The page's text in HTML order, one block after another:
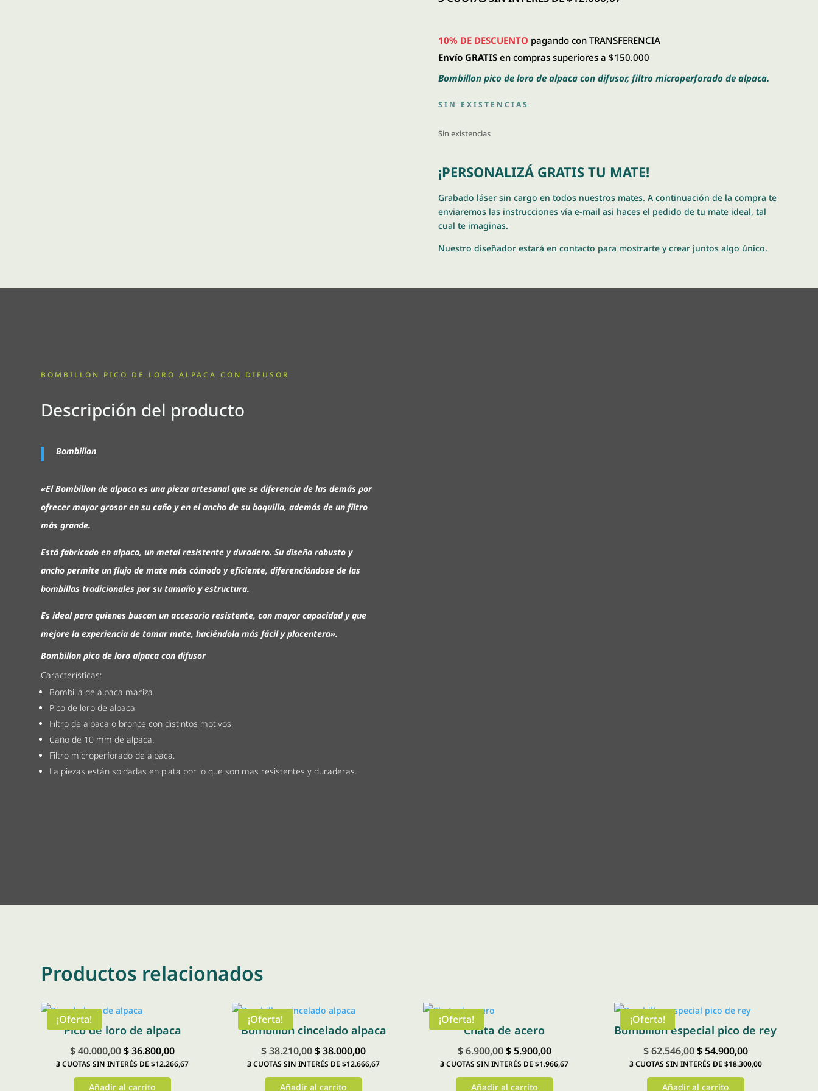
$ 40.000,00.
10% DE DESCUENTO pagando con TRANSFERENCIA
Envío GRATIS en compras superiores a $150.000
Bombillon pico de loro de alpaca con difusor, filtro microperforado de alpaca.
SIN EXISTENCIAS
Sin existencias
¡PERSONALIZÁ GRATIS TU MATE!
Grabado láser sin cargo en todos nuestros mates. A continuación de la compra te
enviaremos las instrucciones vía e-mail asi haces el pedido de tu mate ideal, tal
cual te imaginas.
Nuestro diseñador estará en contacto para mostrarte y crear juntos algo único.
BOMBILLON PICO DE LORO ALPACA CON DIFUSOR
Descripción del producto
Bombillon
«El Bombillon de alpaca es una pieza artesanal que se diferencia de las demás por
ofrecer mayor grosor en su caño y en el ancho de su boquilla, además de un filtro
más grande.
Está fabricado en alpaca, un metal resistente y duradero. Su diseño robusto y
ancho permite un flujo de mate más cómodo y eficiente, diferenciándose de las
bombillas tradicionales por su tamaño y estructura.
Es ideal para quienes buscan un accesorio resistente, con mayor capacidad y que
mejore la experiencia de tomar mate, haciéndola más fácil y placentera».
Bombillon pico de loro alpaca con difusor
Características:
Bombilla de alpaca maciza.
Pico de loro de alpaca
Filtro de alpaca o bronce con distintos motivos
Caño de 10 mm de alpaca.
Filtro microperforado de alpaca.
La piezas están soldadas en plata por lo que son mas resistentes y duraderas.
Productos relacionados
¡Oferta!
Pico de loro de alpaca
$40.000,00El
precio
original
$36.800,00El
precio
3CUOTAS SIN INTERÉS DE $12.266,67
Añadir al carrito
¡Oferta!
Bombillon cincelado alpaca
$38.210,00El
precio
original
$38.000,00El
precio
3CUOTAS SIN INTERÉS DE $12.666,67
Añadir al carrito
¡Oferta!
Chata de acero
$6.900,00El
precio
original
$5.900,00El
precio
3CUOTAS SIN INTERÉS DE $1.966,67
Añadir al carrito
¡Oferta!
Bombillon especial pico de rey
$62.546,00El
precio
original
$54.900,00El
precio
3CUOTAS SIN INTERÉS DE $18.300,00
Añadir al carrito